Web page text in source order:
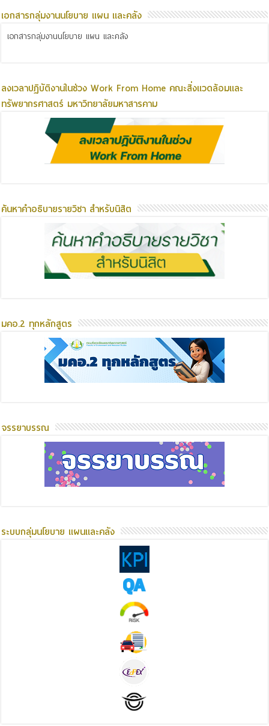
เอกสารกลุ่มงานนโยบาย แผน และคลัง
เอกสารกลุ่มงานนโยบาย แผน และคลัง
ลงเวลาปฏิบัติงานในช่วง Work From Home คณะสิ่งแวดล้อมและ
ทรัพยากรศาสตร์ มหาวิทยาลัยมหาสารคาม
ค้นหาคำอธิบายรายวิชา สำหรับนิสิต
มคอ.2 ทุกหลักสูตร
จรรยาบรรณ
ระบบกลุ่มนโยบาย แผนและคลัง